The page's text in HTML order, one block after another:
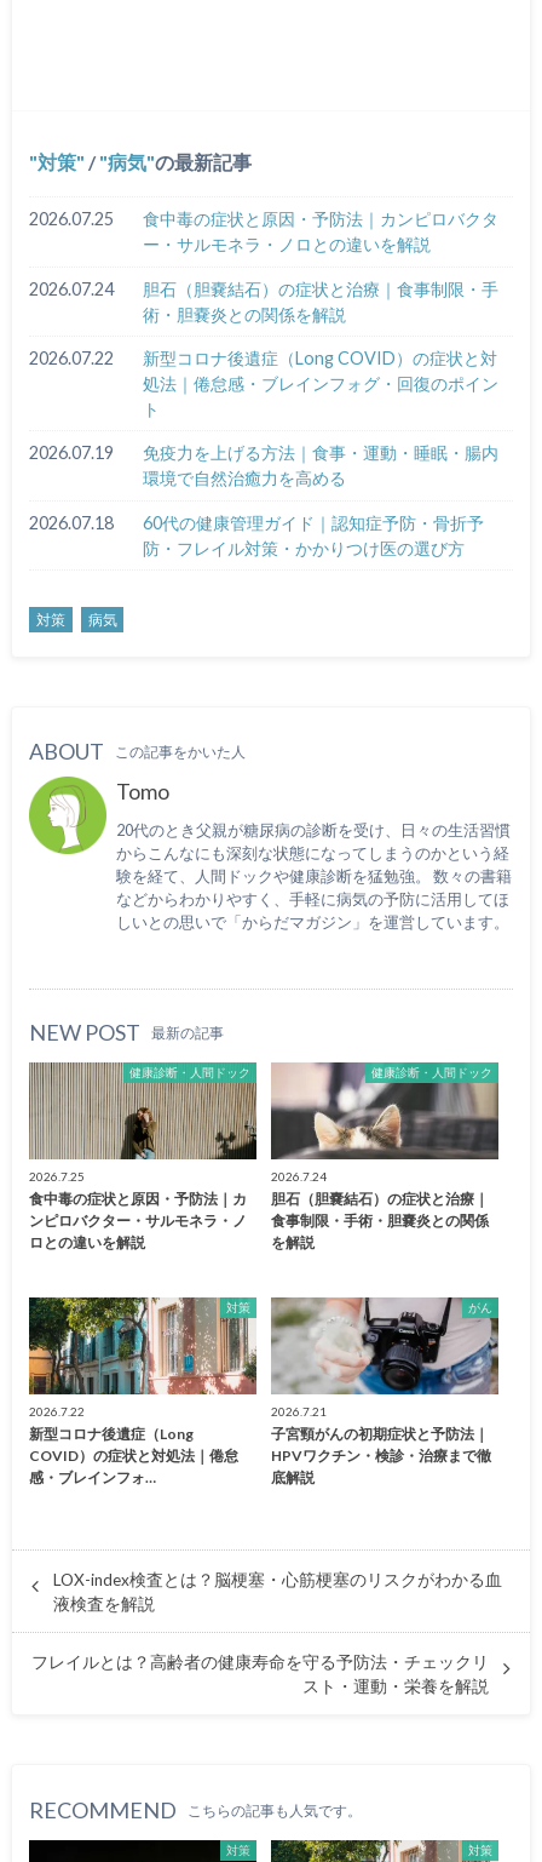
対策 / 病気 の最新記事
2026.07.25
食中毒の症状と原因・予防法｜カンピロバクタ
ー・サルモネラ・ノロとの違いを解説
2026.07.24
胆石（胆嚢結石）の症状と治療｜食事制限・手
術・胆嚢炎との関係を解説
2026.07.22
新型コロナ後遺症（Long COVID）の症状と対
処法｜倦怠感・ブレインフォグ・回復のポイン
ト
2026.07.19
免疫力を上げる方法｜食事・運動・睡眠・腸内
環境で自然治癒力を高める
2026.07.18
60代の健康管理ガイド｜認知症予防・骨折予
防・フレイル対策・かかりつけ医の選び方
対策 病気
ABOUT この記事をかいた人
Tomo
20代のとき父親が糖尿病の診断を受け、日々の生活習慣
からこんなにも深刻な状態になってしまうのかという経
験を経て、人間ドックや健康診断を猛勉強。 数々の書籍
などからわかりやすく、手軽に病気の予防に活用してほ
しいとの思いで「からだマガジン」を運営しています。
NEW POST 最新の記事
健康診断・人間ドック
2026.7.25
食中毒の症状と原因・予防法｜カ
ンピロバクター・サルモネラ・ノ
ロとの違いを解説
健康診断・人間ドック
2026.7.24
胆石（胆嚢結石）の症状と治療｜
食事制限・手術・胆嚢炎との関係
を解説
対策
2026.7.22
新型コロナ後遺症（Long
COVID）の症状と対処法｜倦怠
感・ブレインフォ…
がん
2026.7.21
子宮頸がんの初期症状と予防法｜
HPVワクチン・検診・治療まで徹
底解説
LOX-index検査とは？脳梗塞・心筋梗塞のリスクがわかる血
液検査を解説
フレイルとは？高齢者の健康寿命を守る予防法・チェックリ
スト・運動・栄養を解説
RECOMMEND こちらの記事も人気です。
対策 対策